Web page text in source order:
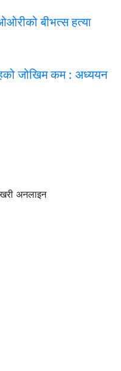
बीभत्स हत्या
जोखिम कम : अध्ययन
अनलाइन